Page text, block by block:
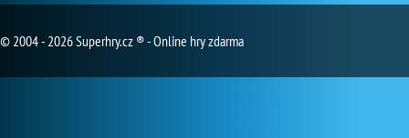
© 2004 - 2026 Superhry.cz ® - Online hry zdarma